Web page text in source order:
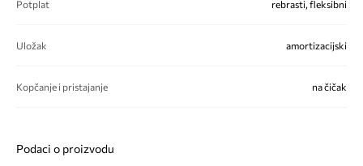
Potplat rebrasti, fleksibni
Uložak amortizacijski
Kopčanje i pristajanje na čičak
Podaci o proizvodu